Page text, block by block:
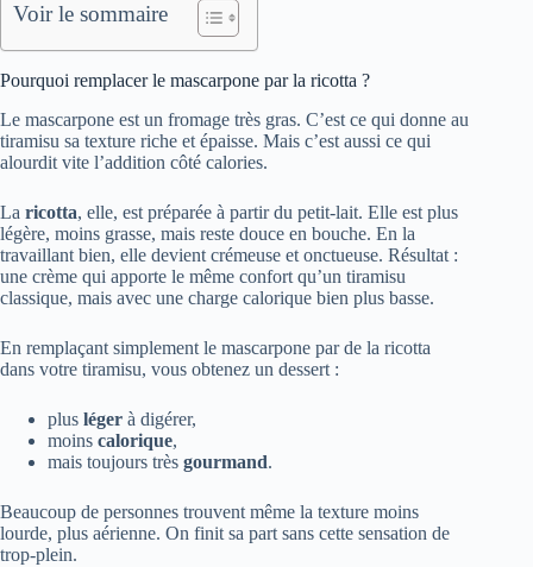
Voir le sommaire
Pourquoi remplacer le mascarpone par la ricotta ?
Le mascarpone est un fromage très gras. C’est ce qui donne au
tiramisu sa texture riche et épaisse. Mais c’est aussi ce qui
alourdit vite l’addition côté calories.
La ricotta, elle, est préparée à partir du petit-lait. Elle est plus
légère, moins grasse, mais reste douce en bouche. En la
travaillant bien, elle devient crémeuse et onctueuse. Résultat :
une crème qui apporte le même confort qu’un tiramisu
classique, mais avec une charge calorique bien plus basse.
En remplaçant simplement le mascarpone par de la ricotta
dans votre tiramisu, vous obtenez un dessert :
plus léger à digérer,
moins calorique,
mais toujours très gourmand.
Beaucoup de personnes trouvent même la texture moins
lourde, plus aérienne. On finit sa part sans cette sensation de
trop-plein.